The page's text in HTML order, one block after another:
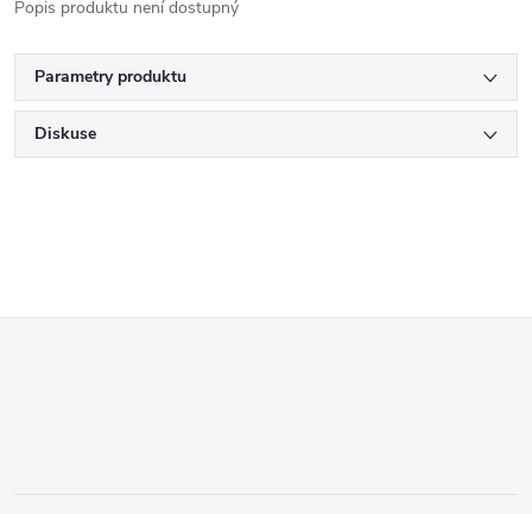
Popis produktu není dostupný
Parametry produktu
Diskuse